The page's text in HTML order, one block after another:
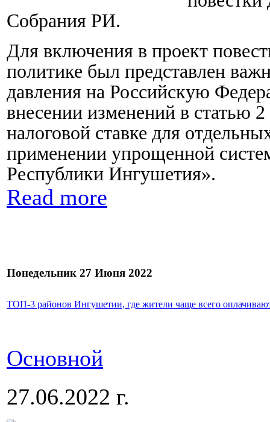
Собрания РИ.
Для включения в проект
политике был представлен
давления на Российскую
внесении изменений в статью
налоговой ставке для
применении упрощенной
Республики Ингушетия».
Read more
Понедельник 27 Июня 2022
ТОП-3 районов Ингушетии, где жители чаще всего
Основной
27.06.2022 г.